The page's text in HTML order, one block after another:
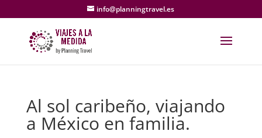
info@planningtravel.es
Al sol caribeño, viajando
a México en familia.